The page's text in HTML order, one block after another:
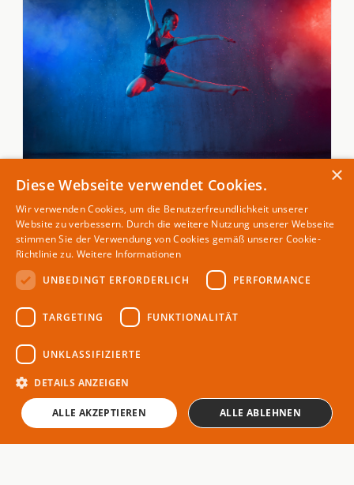
GESUNDHEIT & ERNÄHRUNG
Optimale Fußarbeit: Neuroathletik-Übungen für
präzise Bewegungsabläufe im Tanzsport
14. Apr 2026
Magazin für Spitzensportler
Kommunikation
Lifestyle
Menschen
×
Diese Webseite verwendet Cookies.
Wir verwenden Cookies, um die Benutzerfreundlichkeit unserer
Website zu verbessern. Durch die weitere Nutzung unserer Webseite
stimmen Sie der Verwendung von Cookies gemäß unserer Cookie-
Richtlinie zu. Weitere Informationen
UNBEDINGT ERFORDERLICH
PERFORMANCE
TARGETING FUNKTIONALITÄT
UNKLASSIFIZIERTE
DETAILS ANZEIGEN
ALLE AKZEPTIEREN ALLE ABLEHNEN